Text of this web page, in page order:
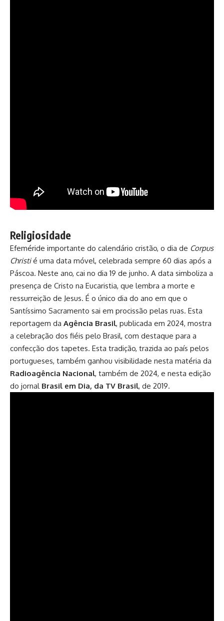
Religiosidade
Efeméride importante do calendário cristão, o dia de Corpus
Christié uma data móvel, celebrada sempre 60 dias após a
Páscoa. Neste ano, cai no dia 19 de junho. A data simboliza a
presença de Cristo na Eucaristia, que lembra a morte e
ressurreição de Jesus. É o único dia do ano em que o
Santíssimo Sacramento sai em procissão pelas ruas. Esta
reportagem da Agência Brasil, publicada em 2024, mostra
a celebração dos fiéis pelo Brasil, com destaque para a
confecção dos tapetes. Esta tradição, trazida ao país pelos
portugueses, também ganhou visibilidade nesta matéria da
Radioagência Nacional, também de 2024, e nesta edição
do jornal Brasil em Dia, da TV Brasil, de 2019.